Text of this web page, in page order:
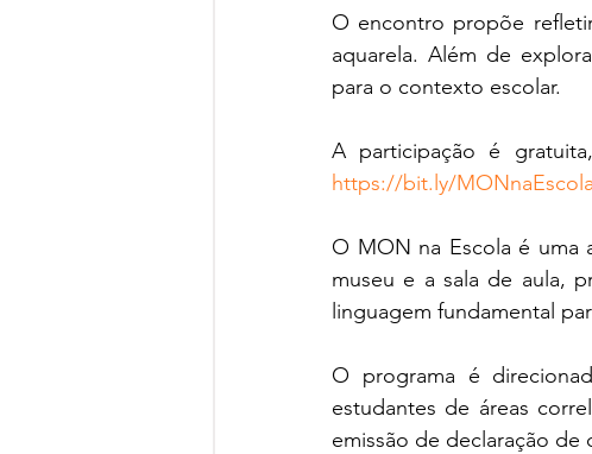
O encontro propõe
aquarela. Além de
para o contexto escolar.
https://bit.ly/
O MON na Escola é uma
museu e a sala de aula,
linguagem fundamental
O programa é
estudantes de áreas
emissão de declaração de